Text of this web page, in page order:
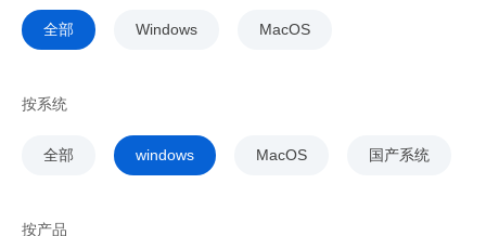
全部 Windows MacOS
按系统
全部 windows MacOS 国产系统
按产品